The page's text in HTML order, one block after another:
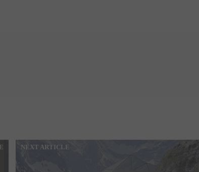
NEXT ARTICLE